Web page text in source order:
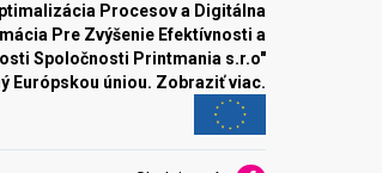
Procesov a Digitálna
Pre Zvýšenie Efektívnosti a
Spoločnosti Printmania s.r.o"
Európskou úniou. Zobraziť viac.